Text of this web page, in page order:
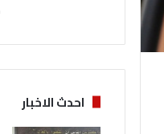
احدث الاخبار